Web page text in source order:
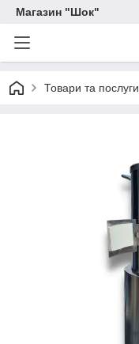
Магазин "Шок"
Товари та послуги